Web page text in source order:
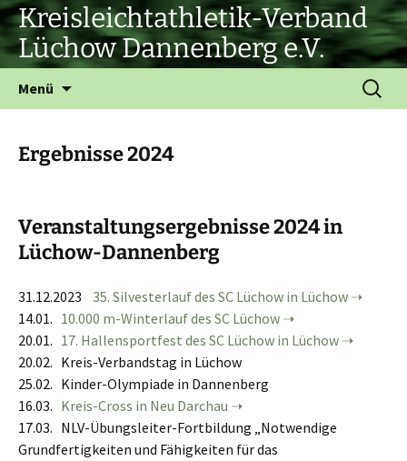
Zum
Inhalt
springen
Kreisleichtathletik-Verband
Lüchow Dannenberg e.V.
Menü
Suchen
nach:
Ergebnisse 2024
Veranstaltungsergebnisse 2024 in
Lüchow-Dannenberg
31.12.2023 35. Silvesterlauf des SC Lüchow in Lüchow
14.01. 10.000 m-Winterlauf des SC Lüchow
20.01. 17. Hallensportfest des SC Lüchow in Lüchow
20.02. Kreis-Verbandstag in Lüchow
25.02. Kinder-Olympiade in Dannenberg
16.03. Kreis-Cross in Neu Darchau
17.03. NLV-Übungsleiter-Fortbildung „Notwendige
Grundfertigkeiten und Fähigkeiten für das